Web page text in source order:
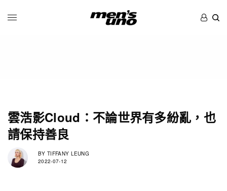
雲浩影Cloud：不論世界有多紛亂，也
請保持善良
BY TIFFANY LEUNG
2022-07-12